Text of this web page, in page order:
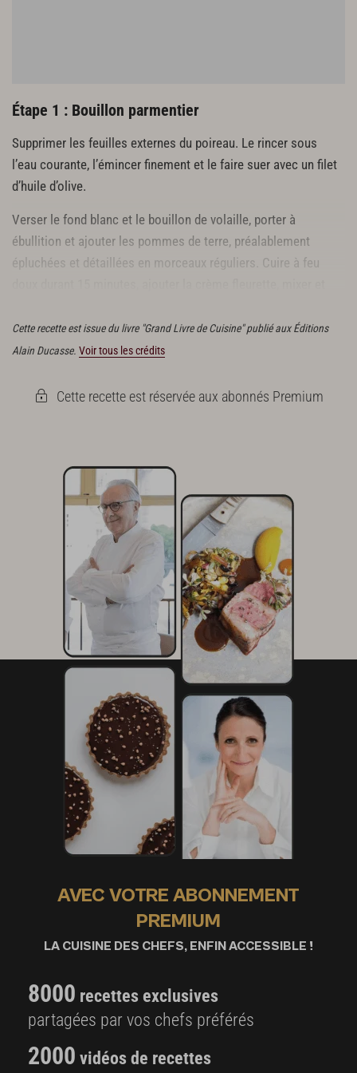
Étape 1 : Bouillon parmentier
Supprimer les feuilles externes du poireau. Le rincer sous
l’eau courante, l’émincer finement et le faire suer avec un filet
d’huile d’olive.
Verser le fond blanc et le bouillon de volaille, porter à
ébullition et ajouter les pommes de terre, préalablement
épluchées et détaillées en morceaux réguliers. Cuire à feu
Cette recette est issue du livre "Grand Livre de Cuisine" publié aux Éditions
Alain Ducasse. Voir tous les crédits
Cette recette est réservée aux abonnés Premium
AVEC VOTRE ABONNEMENT
PREMIUM
LA CUISINE DES CHEFS, ENFIN ACCESSIBLE !
8000 recettes exclusives
partagées par vos chefs préférés
2000 vidéos de recettes